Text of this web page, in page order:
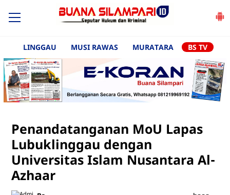
LINGGAU MUSI RAWAS MURATARA BS TV
Penandatanganan MoU Lapas
Lubuklinggau dengan
Universitas Islam Nusantara Al-
Azhaar